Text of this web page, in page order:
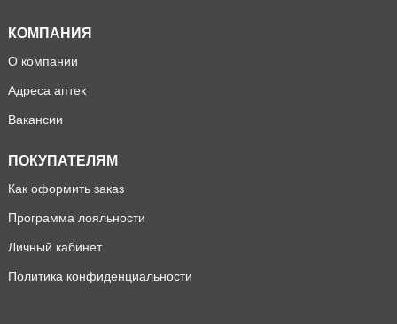
КОМПАНИЯ
О компании
Адреса аптек
Вакансии
ПОКУПАТЕЛЯМ
Как оформить заказ
Программа лояльности
Личный кабинет
Политика конфиденциальности